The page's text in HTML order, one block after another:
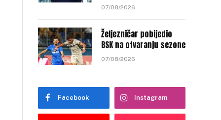
07/08/2026
Željezničar pobijedio
BSK na otvaranju sezone
07/08/2026
Facebook Instagram